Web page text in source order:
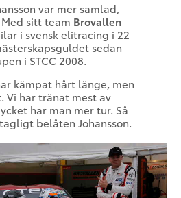
var mer samlad,
sitt team Brovallen
i svensk elitracing i 22
sedan
i STCC 2008.
kämpat hårt länge, men
Vi har tränat mest av
har man mer tur. Så
belåten Johansson.